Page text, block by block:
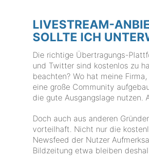
LIVESTREAM-
SOLLTE ICH
Die richtige Übertragungs-
und Twitter sind kostenlos zu
beachten? Wo hat meine
eine große Community
die gute Ausgangslage nutzen.
Doch auch aus anderen
vorteilhaft. Nicht nur die
Newsfeed der Nutzer
Bildzeitung etwa bleiben